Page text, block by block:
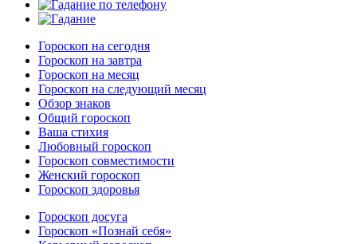
Гороскоп на сегодня
Гороскоп на завтра
Гороскоп на месяц
Гороскоп на следующий месяц
Обзор знаков
Общий гороскоп
Ваша стихия
Любовный гороскоп
Гороскоп совместимости
Женский гороскоп
Гороскоп здоровья
Гороскоп досуга
Гороскоп «Познай себя»